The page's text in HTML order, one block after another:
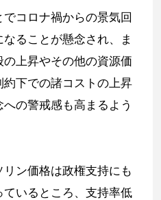
コロナ禍からの景気回
ることが懸念され、ま
上昇やその他の資源価
下での諸コストの上昇
の警戒感も高まるよう
ン価格は政権支持にも
いるところ、支持率低